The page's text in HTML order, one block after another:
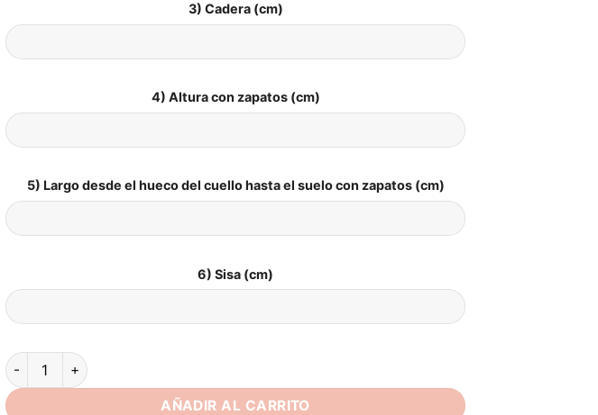
3) Cadera (cm)
4) Altura con zapatos (cm)
5) Largo desde el hueco del cuello hasta el suelo con zapatos (cm)
6) Sisa (cm)
Vestido de Novia Sencillo para Matrimonio Civil cantidad
AÑADIR AL CARRITO